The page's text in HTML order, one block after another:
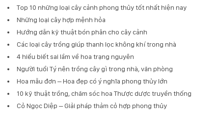
Top 10 những loại cây cảnh phong thủy tốt nhất hiện nay
Những loại cây hợp mệnh hỏa
Hướng dẫn kỹ thuật bón phân cho cây cảnh
Các loại cây trồng giúp thanh lọc không khí trong nhà
4 hiểu biết sai lầm về hoa trạng nguyên
Người tuổi Tý nên trồng cây gì trong nhà, văn phòng
Hoa mẫu đơn – Hoa đẹp có ý nghĩa phong thủy lớn
10 kỹ thuật trồng, chăm sóc hoa Thược dược truyền thống
Cỏ Ngọc Diệp – Giải pháp thảm cỏ hợp phong thủy